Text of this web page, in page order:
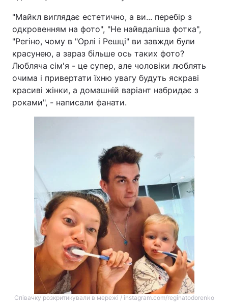
"Майкл виглядає естетично, а ви... перебір з
одкровенням на фото", "Не найвдаліша фотка",
"Регіно, чому в "Орлі і Решці" ви завжди були
красунею, а зараз більше ось таких фото?
Любляча сім'я - це супер, але чоловіки люблять
очима і привертати їхню увагу будуть яскраві
красиві жінки, а домашній варіант набридає з
роками", - написали фанати.
Співачку розкритикували в мережі / instagram.com/reginatodorenko